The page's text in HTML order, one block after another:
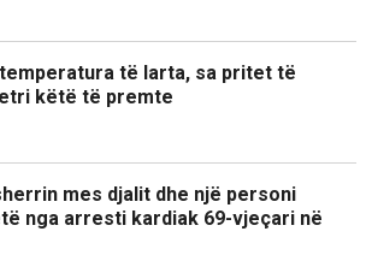
të larta, sa pritet të
këtë të premte
mes djalit dhe një personi
nga arresti kardiak 69-vjeçari në